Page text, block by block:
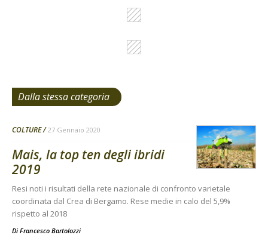
Dalla stessa categoria
COLTURE 27 Gennaio 2020
Mais, la top ten degli ibridi
2019
Resi noti i risultati della rete nazionale di confronto varietale
coordinata dal Crea di Bergamo. Rese medie in calo del 5,9%
rispetto al 2018
Di Francesco Bartolozzi